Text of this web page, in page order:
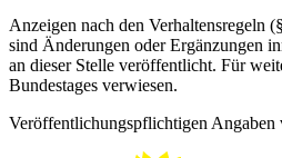
Anzeigen nach den Verhaltensregeln
sind Änderungen oder Ergänzungen
an dieser Stelle veröffentlicht. Für
Bundestages verwiesen.
Veröffentlichungspflichtigen Angaben